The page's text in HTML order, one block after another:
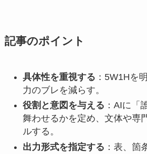
記事のポイント
具体性を重視する ：5W1Hを
力のブレを減らす。
役割と意図を与える ：AIに「
舞わせるかを定め、文体や専
ルする。
出力形式を指定する ：表、箇